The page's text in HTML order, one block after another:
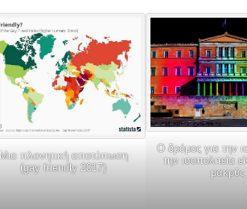
Μια πλανητική αποτύπωση
(gay friendly 2017)
Ο δρόμος για την
την ισοπολιτεία
μακρύς